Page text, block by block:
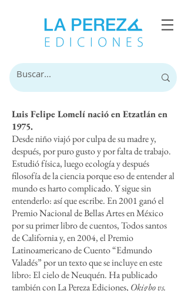
Luis Felipe Lomelí nació en Etzatlán en
1975.
Desde niño viajó por culpa de su madre y,
después, por puro gusto y por falta de trabajo.
Estudió física, luego ecología y después
filosofía de la ciencia porque eso de entender al
mundo es harto complicado. Y sigue sin
entenderlo: así que escribe. En 2001 ganó el
Premio Nacional de Bellas Artes en México
por su primer libro de cuentos, Todos santos
de California y, en 2004, el Premio
Latinoamericano de Cuento “Edmundo
Valadés” por un texto que se incluye en este
libro: El cielo de Neuquén. Ha publicado
también con La Pereza Ediciones, Okigbo vs.